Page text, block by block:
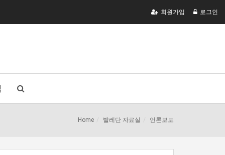
회원가입 로그인
Home 발레단 자료실 언론보도